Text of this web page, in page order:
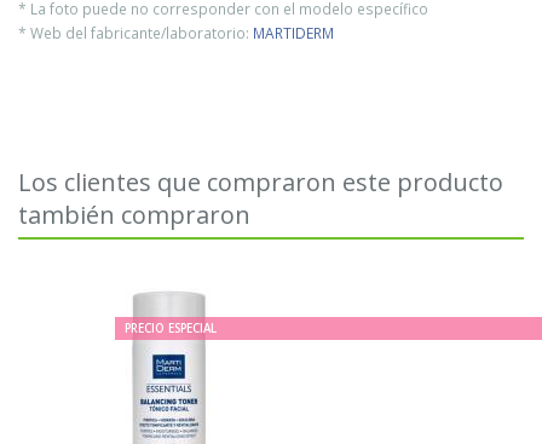
* La foto puede no corresponder con el modelo específico
* Web del fabricante/laboratorio: MARTIDERM
Los clientes que compraron este producto
también compraron
PRECIO ESPECIAL